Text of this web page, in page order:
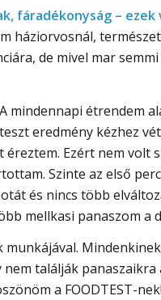
fáradékonyság –
háziorvosnál,
de mivel mar
mindennapi étrendem
eredmény kézhez
Ezért nem volt
Szinte az első
és nincs több
mellkasi panaszom a
találják panaszaikra
a FOODTEST-nek!